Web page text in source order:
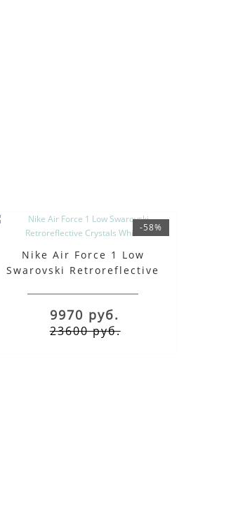
-58%
Nike Air Force 1 Low
Swarovski Retroreflective
9970 руб.
23600 руб.